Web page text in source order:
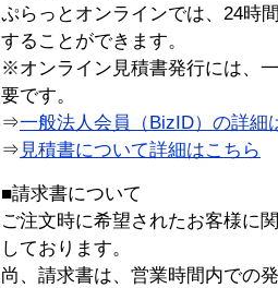
ぷらっとオンラインでは、24時
することができます。
※オンライン見積書発行には、
要です。
⇒一般法人会員（BizID）の詳細
⇒ 見積書について詳細はこちら
■請求書について
ご注文時に希望されたお客様に
しております。
尚、請求書は、営業時間内での